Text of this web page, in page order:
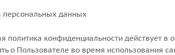
персональных данных
политика конфиденциальности действует
о Пользователе во время использования